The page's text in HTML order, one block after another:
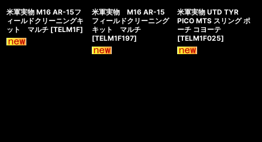
米軍実物 M16 AR-15フ
ィールドクリーニングキ
ット マルチ [TELM1F]
米軍実物 M16 AR-15
フィールドクリーニング
キット マルチ
[TELM1F197]
米軍実物 UTD TYR
PICO MTS スリング ポ
ーチ コヨーテ
[TELM1F025]